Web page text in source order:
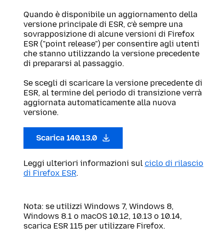
Quando è disponibile un aggiornamento della
versione principale di ESR, c’è sempre una
sovrapposizione di alcune versioni di Firefox
ESR (”point release”) per consentire agli utenti
che stanno utilizzando la versione precedente
di prepararsi al passaggio.
Se scegli di scaricare la versione precedente di
ESR, al termine del periodo di transizione verrà
aggiornata automaticamente alla nuova
versione.
Scarica 140.13.0
Leggi ulteriori informazioni sul ciclo di rilascio
di Firefox ESR.
Nota: se utilizzi Windows 7, Windows 8,
Windows 8.1 o macOS 10.12, 10.13 o 10.14,
scarica ESR 115 per utilizzare Firefox.